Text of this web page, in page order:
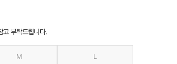
고 부탁드립니다.
M L